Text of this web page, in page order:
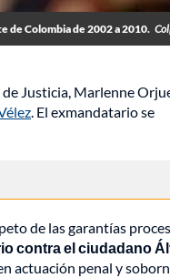
de Colombia de 2002 a 2010.
Justicia, Marlenne
. El exmandatario se
de las garantías
contra el ciudadano
actuación penal y